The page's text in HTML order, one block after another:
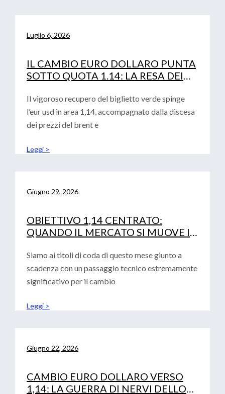
Luglio 6, 2026
IL CAMBIO EURO DOLLARO PUNTA
SOTTO QUOTA 1.14: LA RESA DEI
CURVA IRS
Il vigoroso recupero del biglietto verde spinge
l’eur usd in area 1,14, accompagnato dalla discesa
dei prezzi del brent e
Leggi >
Giugno 29, 2026
OBIETTIVO 1,14 CENTRATO:
QUANDO IL MERCATO SI MUOVE IN
Siamo ai titoli di coda di questo mese giunto a
scadenza con un passaggio tecnico estremamente
significativo per il cambio
Leggi >
Giugno 22, 2026
CAMBIO EURO DOLLARO VERSO
1,14: LA GUERRA DI NERVI DELLO